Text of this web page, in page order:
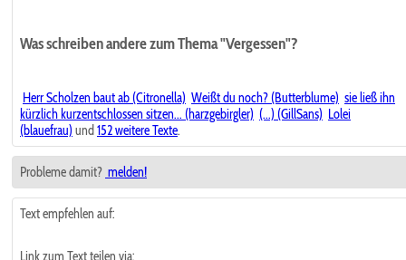
Was schreiben andere zum Thema "Vergessen"?
Herr Scholzen baut ab (Citronella) Weißt du noch? (Butterblume) sie ließ ihn
kürzlich kurzentschlossen sitzen... (harzgebirgler) (...) (GillSans) Lolei
(blauefrau) und 152 weitere Texte.
Probleme damit? melden!
Text empfehlen auf:
Link zum Text teilen via: